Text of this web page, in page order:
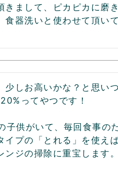
きまして、ピカピカに磨
食器洗いと使わせて頂い
少しお高いかな？と思い
ってやつです！
子供がいて、毎回食事の
イプの「とれる」を使え
ジの掃除に重宝します。